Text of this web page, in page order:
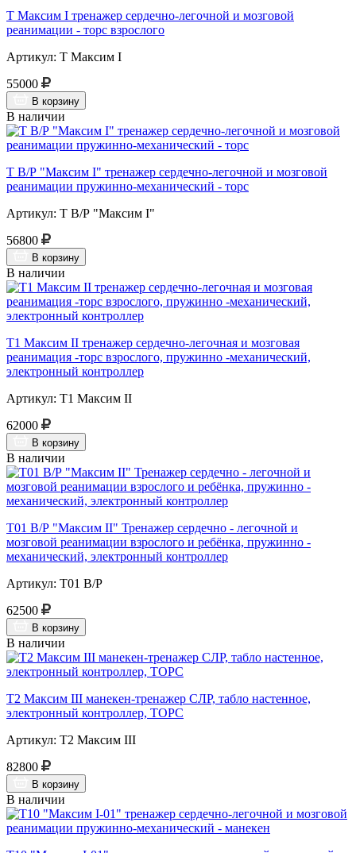
Т Максим I тренажер сердечно-легочной и мозговой
реанимации - торс взрослого
Артикул: Т Максим I
55000
В корзину
В наличии
Т В/Р "Максим I" тренажер сердечно-легочной и мозговой
реанимации пружинно-механический - торс
Артикул: Т В/Р "Максим I"
56800
В корзину
В наличии
Т1 Максим II тренажер сердечно-легочная и мозговая
реанимация -торс взрослого, пружинно -механический,
электронный контроллер
Артикул: Т1 Максим II
62000
В корзину
В наличии
Т01 В/Р "Максим II" Тренажер сердечно - легочной и
мозговой реанимации взрослого и ребёнка, пружинно -
механический, электронный контроллер
Артикул: Т01 В/Р
62500
В корзину
В наличии
Т2 Максим III манекен-тренажер СЛР, табло настенное,
электронный контроллер, ТОРС
Артикул: Т2 Максим III
82800
В корзину
В наличии